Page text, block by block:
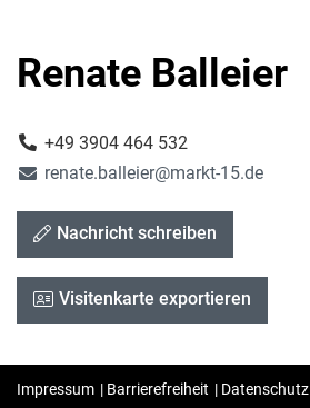
Renate Balleier
+49 3904 464 532
renate.balleier@markt-15.de
Nachricht schreiben
Visitenkarte exportieren
Impressum | Barrierefreiheit | Datenschutz